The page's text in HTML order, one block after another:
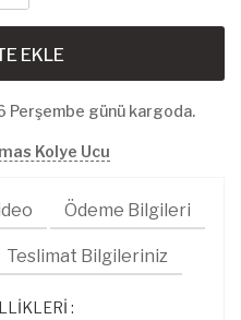
EKLE
Perşembe günü kargoda.
Kolye Ucu
Ödeme Bilgileri
Teslimat Bilgileriniz
: